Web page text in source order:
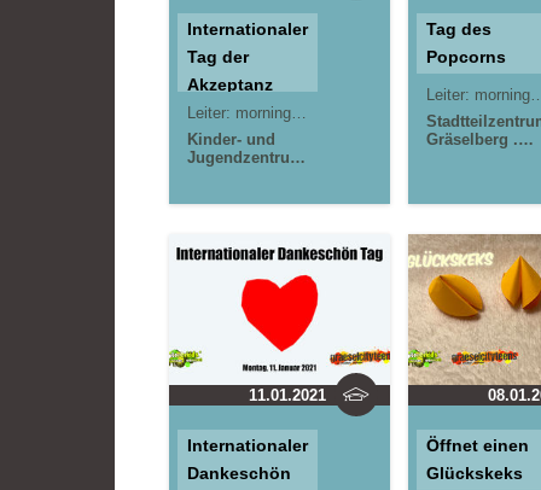
Internationaler
Tag der
Akzeptanz
Leiter: morningrise* . jOrn
Kinder- und
Jugendzentrum
Gräselberg .
Wiesbaden
Tag des
Popcorns
Leiter: morningrise* . jOrn
Gräselberg .
Mainz-Kastel .
kujakk
11.01.2021
Internationaler
Dankeschön
Öffnet einen
Glückskeks